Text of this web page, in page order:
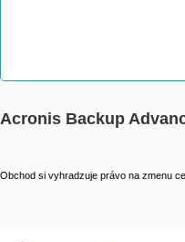
Acronis Backup
Obchod si vyhradzuje právo na zmenu